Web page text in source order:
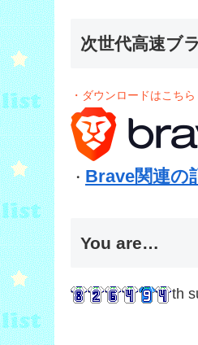
次世代高速ブ
・ダウンロードはこちら
・ Brave関連の
You are…
th